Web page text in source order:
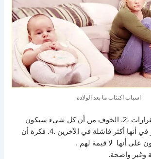
اسباب اكتئاب ما بعد الولادة
صعوبة اتخاذ القرارات ،2. الخوف من أن كل شيء سيكون
أسوأ ،3. التفكير في أنها أكثر فاشلة في الآخرين .4. فكرة أن
على أنها لا قيمة لهم .